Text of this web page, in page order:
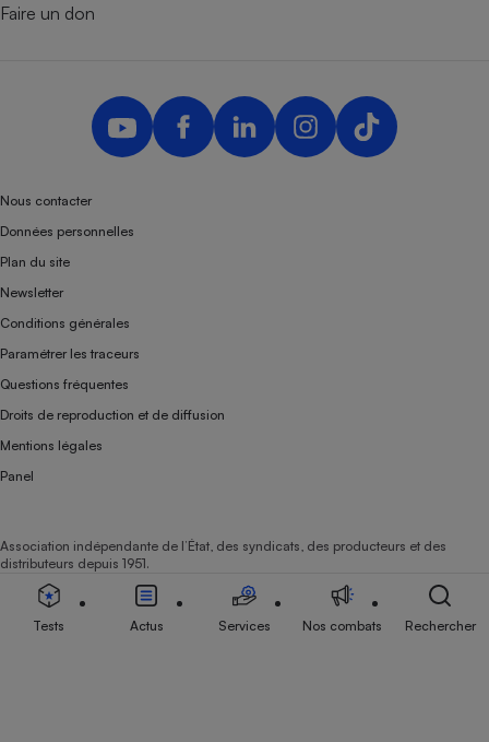
Faire un don
Nous contacter
Données personnelles
Plan du site
Newsletter
Conditions générales
Paramétrer les traceurs
Questions fréquentes
Droits de reproduction et de diffusion
Mentions légales
Panel
Association indépendante de l’État, des syndicats, des producteurs et des
distributeurs depuis 1951.
Tests Actus Services Nos combats Rechercher